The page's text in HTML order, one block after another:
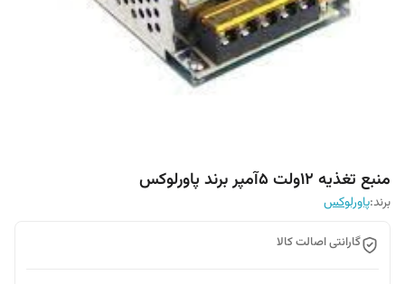
منبع تغذیه 12ولت 5آمپر برند پاورلوکس
برند:پاورلوکس
گارانتی اصالت کالا